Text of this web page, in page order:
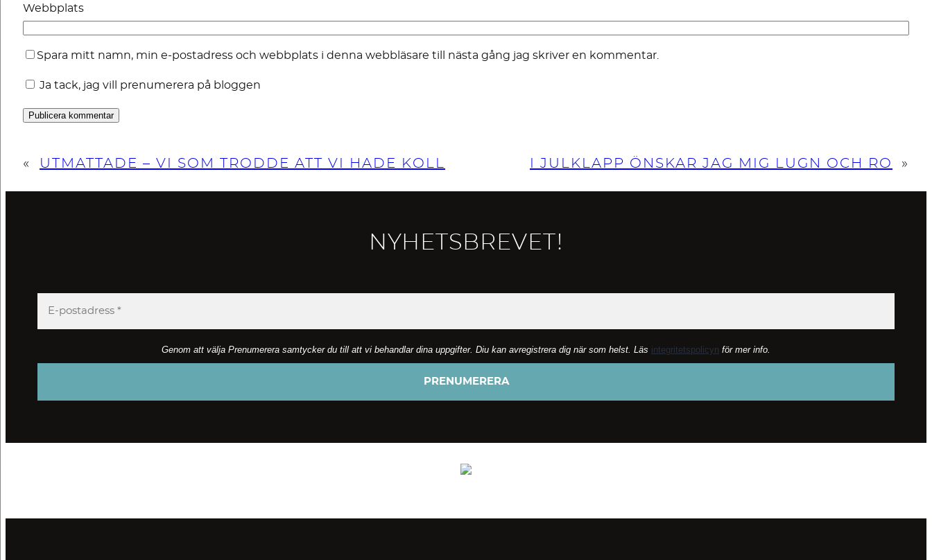
Webbplats
Spara mitt namn, min e-postadress och webbplats i denna webbläsare till nästa gång jag skriver en kommentar.
Ja tack, jag vill prenumerera på bloggen
« UTMATTADE – VI SOM TRODDE ATT VI HADE KOLL I JULKLAPP ÖNSKAR JAG MIG LUGN OCH RO »
NYHETSBREVET!
Genom att välja Prenumerera samtycker du till att vi behandlar dina uppgifter. Diu kan avregistrera dig när som helst. Läs integritetspolicyn för mer info.